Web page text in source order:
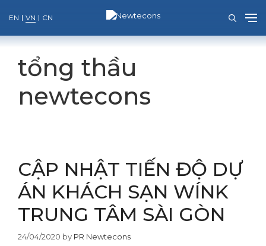
Skip
content
EN VN CN
tổng thầu
newtecons
CẬP NHẬT TIẾN ĐỘ DỰ
ÁN KHÁCH SẠN WÍNK
TRUNG TÂM SÀI GÒN
24/04/2020 by PR Newtecons